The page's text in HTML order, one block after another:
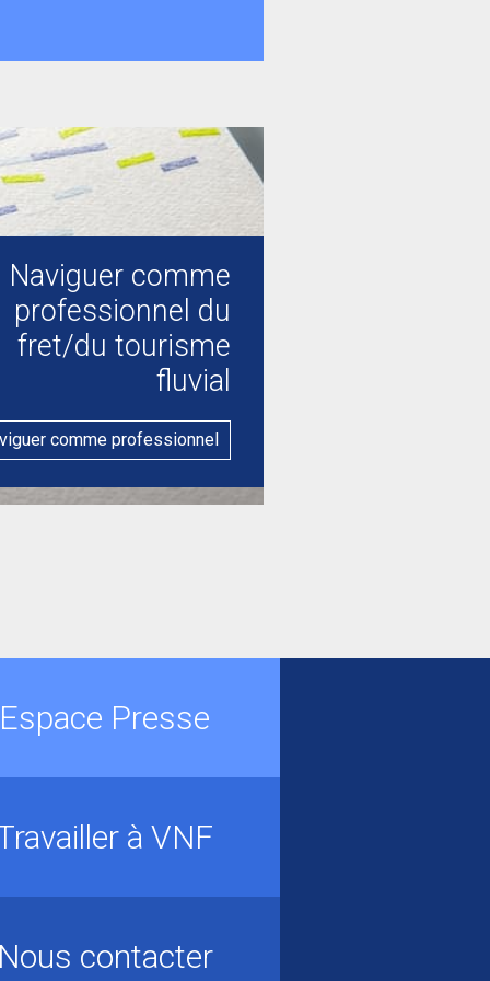
Naviguer comme
professionnel du
fret/du tourisme
fluvial
comme professionnel
Espace Presse
à VNF
Nous contacter